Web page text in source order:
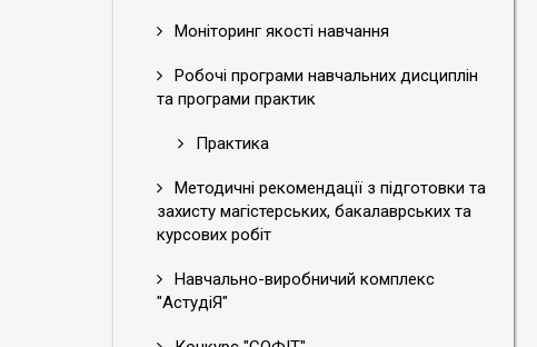
Моніторинг якості навчання
Робочі програми навчальних дисциплін
та програми практик
Практика
Методичні рекомендації з підготовки та
захисту магістерських, бакалаврських та
курсових робіт
Навчально-виробничий комплекс
"АстудіЯ"